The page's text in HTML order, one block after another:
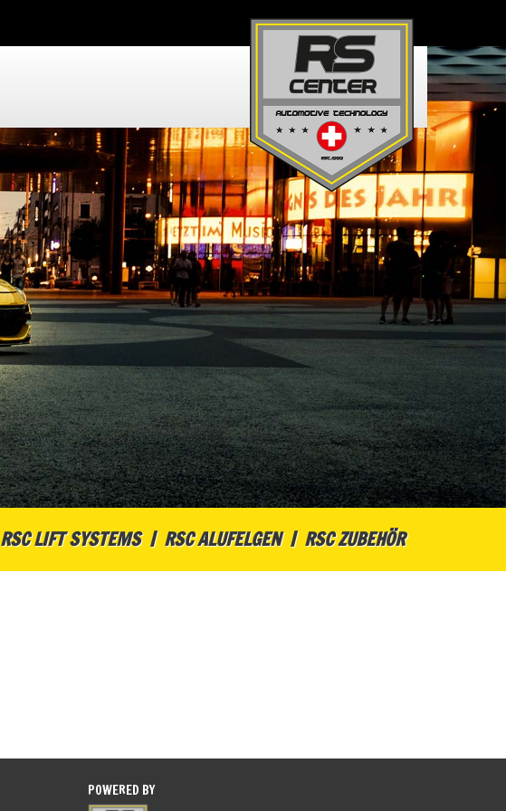
RSC LIFT SYSTEMS RSC ALUFELGEN RSC ZUBEHÖR
POWERED BY